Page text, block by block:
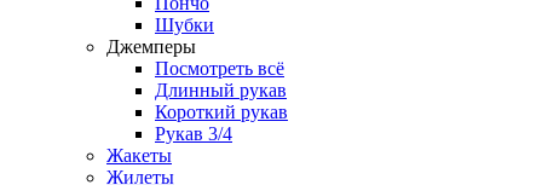
Шубки
Джемперы
Посмотреть всё
Длинный рукав
Короткий рукав
Рукав 3/4
Жакеты
Жилеты